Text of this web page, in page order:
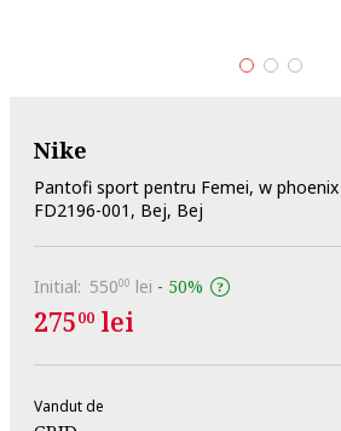
Nike
Pantofi sport pentru Femei, w
FD2196-001, Bej, Bej
Initial: 55000 lei - 50%
27500 lei
Vandut de